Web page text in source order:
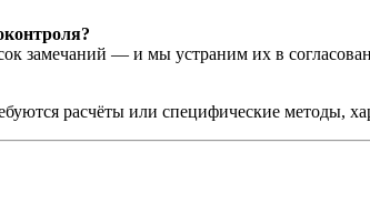
замечаний — и мы устраним их в
расчёты или специфические методы,